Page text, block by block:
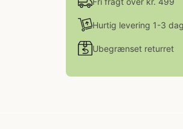
Hurtig levering 1-3
Ubegrænset returret